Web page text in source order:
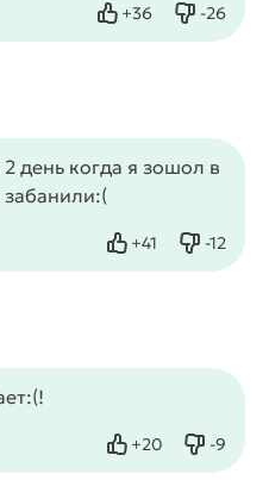
+36
Нравится -26
Не
день когда я зошол в
забанили:(
+41
Нравится -12
Не
+20
Нравится -9
Не